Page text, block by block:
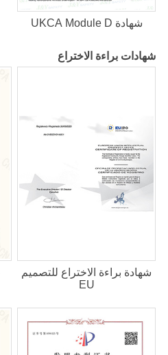
شهادة UKCA Module D
شهادات براءة الاختراع
شهادة براءة الاختراع للتصميم
EU